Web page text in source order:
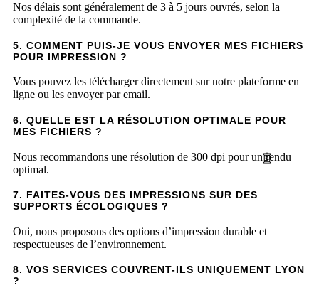
Nos délais sont généralement de 3 à 5 jours ouvrés, selon la
complexité de la commande.
5. COMMENT PUIS-JE VOUS ENVOYER MES FICHIERS
POUR IMPRESSION ?
Vous pouvez les télécharger directement sur notre plateforme en
ligne ou les envoyer par email.
6. QUELLE EST LA RÉSOLUTION OPTIMALE POUR
MES FICHIERS ?
Nous recommandons une résolution de 300 dpi pour un rendu
optimal.
7. FAITES-VOUS DES IMPRESSIONS SUR DES
SUPPORTS ÉCOLOGIQUES ?
Oui, nous proposons des options d’impression durable et
respectueuses de l’environnement.
8. VOS SERVICES COUVRENT-ILS UNIQUEMENT LYON
?